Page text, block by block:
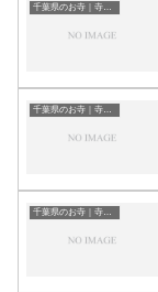
千葉県のお寺｜寺院一覧
千葉県のお寺｜寺院一覧
千葉県のお寺｜寺院一覧